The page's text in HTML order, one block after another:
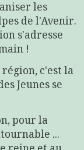
les
de l'Avenir.
s'adresse
!
c'est la
Jeunes se
pour la
...